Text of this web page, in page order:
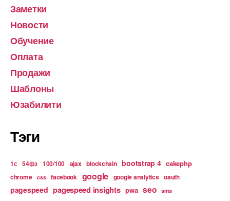
Заметки
Новости
Обучение
Оплата
Продажи
Шаблоны
Юзабилити
Тэги
1с 54фз 100/100 ajax blockchain bootstrap 4 cakephp
chrome css facebook google google analytics oauth
pagespeed pagespeed insights pwa seo sms